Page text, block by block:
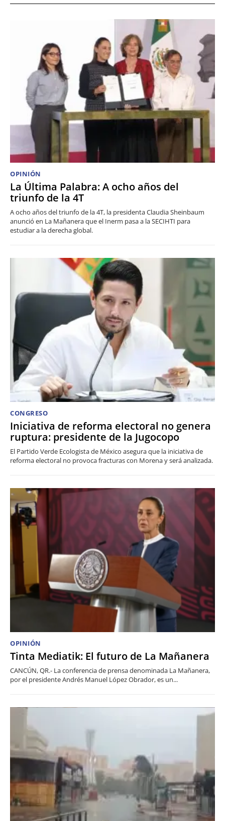
OPINIÓN
La Última Palabra: A ocho años del
triunfo de la 4T
A ocho años del triunfo de la 4T, la presidenta Claudia Sheinbaum
anunció en La Mañanera que el Inerm pasa a la SECIHTI para
estudiar a la derecha global.
CONGRESO
Iniciativa de reforma electoral no genera
ruptura: presidente de la Jugocopo
El Partido Verde Ecologista de México asegura que la iniciativa de
reforma electoral no provoca fracturas con Morena y será analizada.
OPINIÓN
Tinta Mediatik: El futuro de La Mañanera
CANCÚN, QR.- La conferencia de prensa denominada La Mañanera,
por el presidente Andrés Manuel López Obrador, es un...